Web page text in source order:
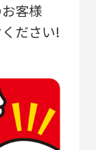
客様
ださい!